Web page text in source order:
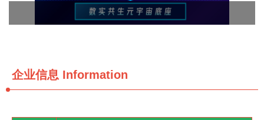
企业信息 Information